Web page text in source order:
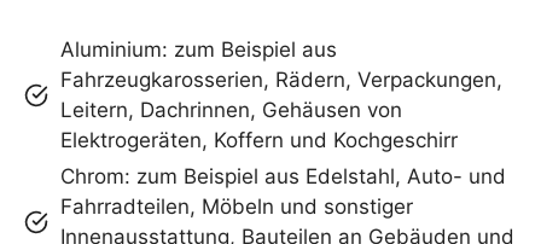
Aluminium: zum Beispiel aus
Fahrzeugkarosserien, Rädern, Verpackungen,
Leitern, Dachrinnen, Gehäusen von
Elektrogeräten, Koffern und Kochgeschirr
Chrom: zum Beispiel aus Edelstahl, Auto- und
Fahrradteilen, Möbeln und sonstiger
Innenausstattung, Bauteilen an Gebäuden und